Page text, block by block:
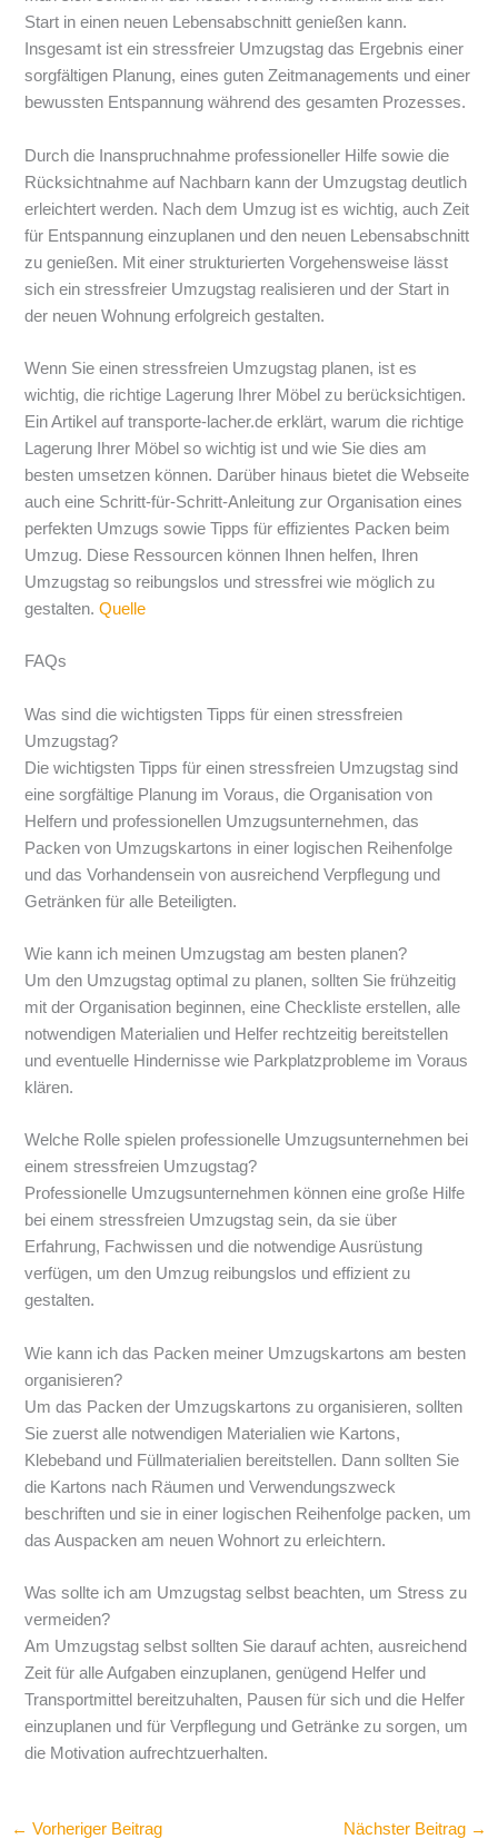
Start in einen neuen Lebensabschnitt genießen kann.
Insgesamt ist ein stressfreier Umzugstag das Ergebnis einer
sorgfältigen Planung, eines guten Zeitmanagements und einer
bewussten Entspannung während des gesamten Prozesses.
Durch die Inanspruchnahme professioneller Hilfe sowie die
Rücksichtnahme auf Nachbarn kann der Umzugstag deutlich
erleichtert werden. Nach dem Umzug ist es wichtig, auch Zeit
für Entspannung einzuplanen und den neuen Lebensabschnitt
zu genießen. Mit einer strukturierten Vorgehensweise lässt
sich ein stressfreier Umzugstag realisieren und der Start in
der neuen Wohnung erfolgreich gestalten.
Wenn Sie einen stressfreien Umzugstag planen, ist es
wichtig, die richtige Lagerung Ihrer Möbel zu berücksichtigen.
Ein Artikel auf transporte-lacher.de erklärt, warum die richtige
Lagerung Ihrer Möbel so wichtig ist und wie Sie dies am
besten umsetzen können. Darüber hinaus bietet die Webseite
auch eine Schritt-für-Schritt-Anleitung zur Organisation eines
perfekten Umzugs sowie Tipps für effizientes Packen beim
Umzug. Diese Ressourcen können Ihnen helfen, Ihren
Umzugstag so reibungslos und stressfrei wie möglich zu
gestalten.Quelle
FAQs
Was sind die wichtigsten Tipps für einen stressfreien
Umzugstag?
Die wichtigsten Tipps für einen stressfreien Umzugstag sind
eine sorgfältige Planung im Voraus, die Organisation von
Helfern und professionellen Umzugsunternehmen, das
Packen von Umzugskartons in einer logischen Reihenfolge
und das Vorhandensein von ausreichend Verpflegung und
Getränken für alle Beteiligten.
Wie kann ich meinen Umzugstag am besten planen?
Um den Umzugstag optimal zu planen, sollten Sie frühzeitig
mit der Organisation beginnen, eine Checkliste erstellen, alle
notwendigen Materialien und Helfer rechtzeitig bereitstellen
und eventuelle Hindernisse wie Parkplatzprobleme im Voraus
klären.
Welche Rolle spielen professionelle Umzugsunternehmen bei
einem stressfreien Umzugstag?
Professionelle Umzugsunternehmen können eine große Hilfe
bei einem stressfreien Umzugstag sein, da sie über
Erfahrung, Fachwissen und die notwendige Ausrüstung
verfügen, um den Umzug reibungslos und effizient zu
gestalten.
Wie kann ich das Packen meiner Umzugskartons am besten
organisieren?
Um das Packen der Umzugskartons zu organisieren, sollten
Sie zuerst alle notwendigen Materialien wie Kartons,
Klebeband und Füllmaterialien bereitstellen. Dann sollten Sie
die Kartons nach Räumen und Verwendungszweck
beschriften und sie in einer logischen Reihenfolge packen, um
das Auspacken am neuen Wohnort zu erleichtern.
Was sollte ich am Umzugstag selbst beachten, um Stress zu
vermeiden?
Am Umzugstag selbst sollten Sie darauf achten, ausreichend
Zeit für alle Aufgaben einzuplanen, genügend Helfer und
Transportmittel bereitzuhalten, Pausen für sich und die Helfer
einzuplanen und für Verpflegung und Getränke zu sorgen, um
die Motivation aufrechtzuerhalten.
← Vorheriger Beitrag Nächster Beitrag →